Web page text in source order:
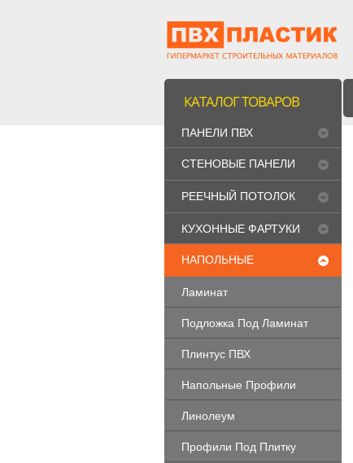
КАТАЛОГ ТОВАРОВ
ПАНЕЛИ ПВХ
СТЕНОВЫЕ ПАНЕЛИ
МДФ
РЕЕЧНЫЙ ПОТОЛОК
"CESAL"
КУХОННЫЕ ФАРТУКИ
НАПОЛЬНЫЕ
ПОКРЫТИЯ
Ламинат
Подложка Под Ламинат
Плинтус ПВХ
Напольные Профили
Линолеум
Профили Под Плитку